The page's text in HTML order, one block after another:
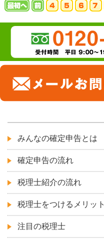
みんなの確定申告とは
確定申告の流れ
税理士紹介の流れ
税理士をつけるメリット
注目の税理士